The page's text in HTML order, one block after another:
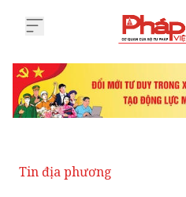
Tin địa phương